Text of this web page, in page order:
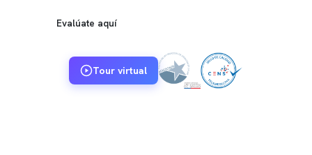
Evalúate aquí
Tour virtual